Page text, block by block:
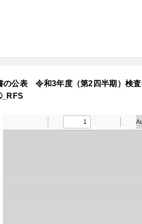
の公表 令和3年度（第2四半期）検